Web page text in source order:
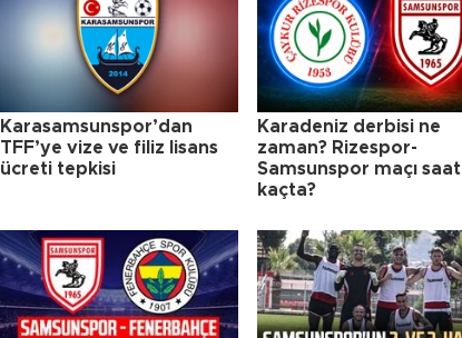
Karasamsunspor’dan
TFF’ye vize ve filiz lisans
ücreti tepkisi
Karadeniz derbisi ne
zaman? Rizespor-
Samsunspor maçı saat
kaçta?